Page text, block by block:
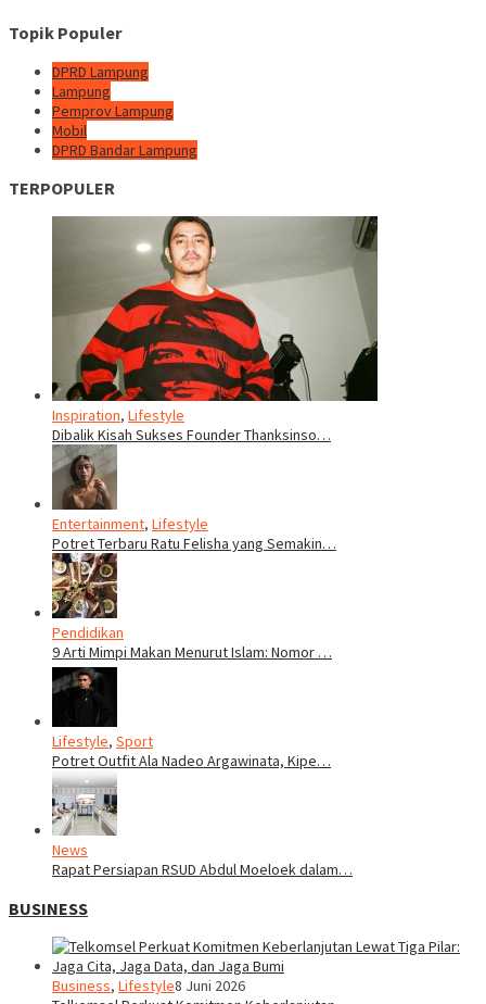
Topik Populer
DPRD Lampung
Lampung
Pemprov Lampung
Mobil
DPRD Bandar Lampung
TERPOPULER
Inspiration, Lifestyle
Dibalik Kisah Sukses Founder Thanksinso…
Entertainment, Lifestyle
Potret Terbaru Ratu Felisha yang Semakin…
Pendidikan
9 Arti Mimpi Makan Menurut Islam: Nomor …
Lifestyle, Sport
Potret Outfit Ala Nadeo Argawinata, Kipe…
News
Rapat Persiapan RSUD Abdul Moeloek dalam…
BUSINESS
Business, Lifestyle8 Juni 2026